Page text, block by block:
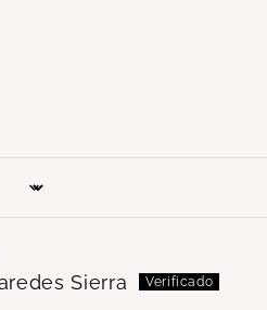
Sierra